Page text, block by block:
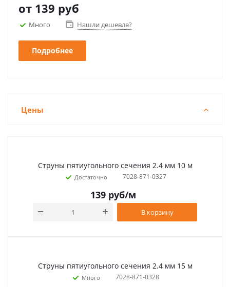
от 139 руб
Много Нашли дешевле?
Подробнее
Цены
Струны пятиугольного сечения 2.4 мм 10 м
Достаточно 7028-871-0327
139 руб/м
В корзину
Струны пятиугольного сечения 2.4 мм 15 м
Много 7028-871-0328